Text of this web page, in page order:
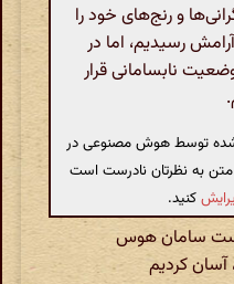
و رنج‌های خود را
رسیدیم، اما در
نابسامانی قرار
شده توسط هوش مصنوعی در
متن به نظرتان نادرست است
کنید.
سامان هوس
آسان کردیم